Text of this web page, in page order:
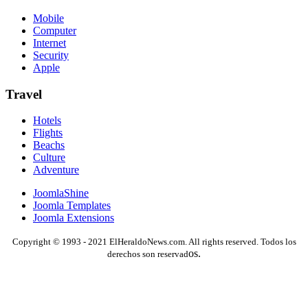
Mobile
Computer
Internet
Security
Apple
Travel
Hotels
Flights
Beachs
Culture
Adventure
JoomlaShine
Joomla Templates
Joomla Extensions
Copyright © 1993 - 2021 ElHeraldoNews.com. All rights reserved. Todos los
derechos son reservados.